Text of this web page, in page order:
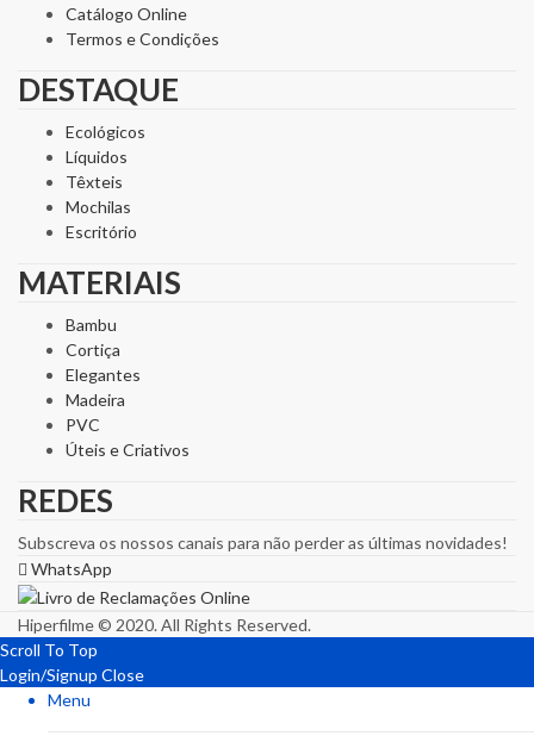
Catálogo Online
Termos e Condições
DESTAQUE
Ecológicos
Líquidos
Têxteis
Mochilas
Escritório
MATERIAIS
Bambu
Cortiça
Elegantes
Madeira
PVC
Úteis e Criativos
REDES
Subscreva os nossos canais para não perder as últimas novidades!
WhatsApp
Hiperfilme © 2020. All Rights Reserved.
Scroll To Top
Login/Signup Close
Menu